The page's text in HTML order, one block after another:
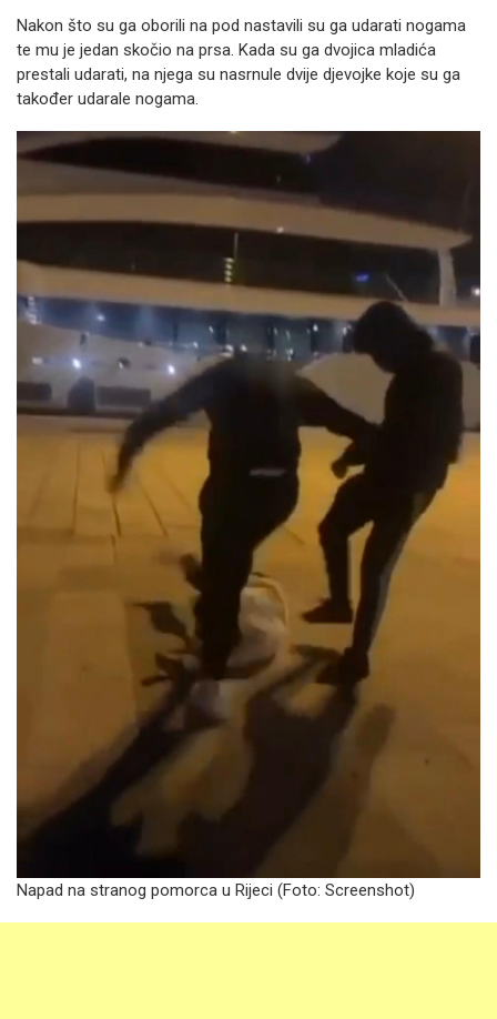
Nakon što su ga oborili na pod nastavili su ga udarati nogama
te mu je jedan skočio na prsa. Kada su ga dvojica mladića
prestali udarati, na njega su nasrnule dvije djevojke koje su ga
također udarale nogama.
Napad na stranog pomorca u Rijeci (Foto: Screenshot)